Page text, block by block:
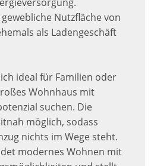
Nutzfläche von
als Ladengeschäft
ideal für Familien oder
Wohnhaus mit
suchen. Die
möglich, sodass
nichts im Wege steht.
modernes Wohnen mit